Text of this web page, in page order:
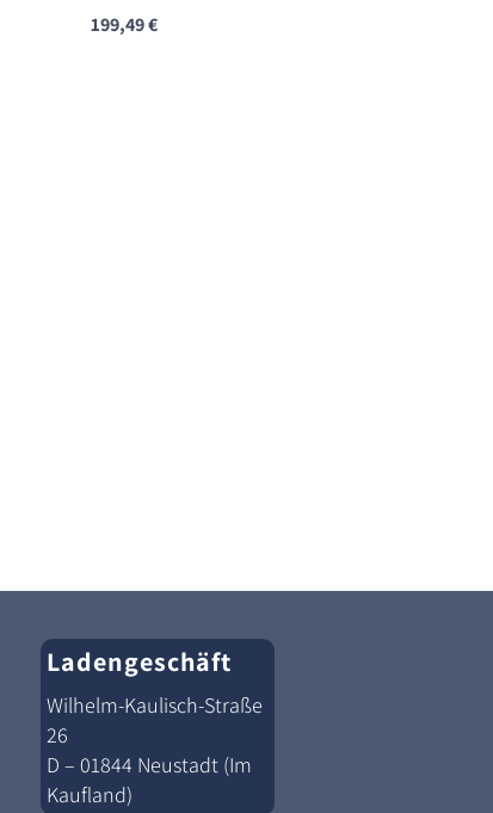
199,49€
Ladengeschäft
Wilhelm-Kaulisch-Straße
26
D – 01844 Neustadt (Im
Kaufland)